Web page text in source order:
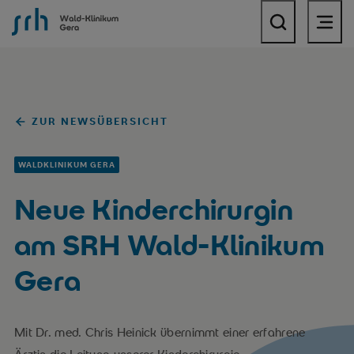
SRH Wald-Klinikum Gera
ZUR NEWSÜBERSICHT
WALDKLINIKUM GERA
Neue Kinderchirurgin
am SRH Wald-Klinikum
Gera
Mit Dr. med. Chris Heinick übernimmt einer erfahrene